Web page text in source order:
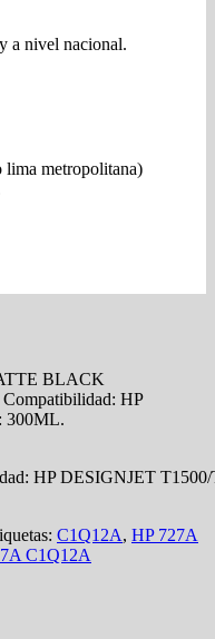
a nivel nacional.
lima metropolitana)
BLACK
HP
300ML.
HP DESIGNJET
C1Q12A, HP 727A
C1Q12A